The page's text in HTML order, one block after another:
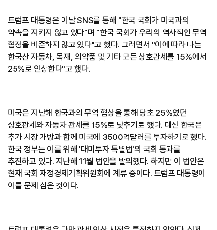
트럼프 대통령은 이날 SNS를 통해 "한국 국회가 미국과의
약속을 지키지 않고 있다"며 "한국 국회가 우리의 역사적인 무역
협정을 비준하지 않고 있다"고 했다. 그러면서 "이에 따라 나는
한국산 자동차, 목재, 의약품 및 기타 모든 상호관세를 15%에서
25%로 인상한다"고 했다.
미국은 지난해 한국과의 무역 협상을 통해 당초 25%였던
상호관세와 자동차 관세를 15%로 낮추기로 했다. 대신 한국은
추가 시장 개방과 함께 미국에 3500억달러를 투자하기로 했다.
한국 정부는 이를 위해 '대미투자 특별법'의 국회 통과를
추진하고 있다. 지난해 11월 법안을 발의했다. 하지만 이 법안은
현재 국회 재정경제기획위원회에 계류 중이다. 트럼프 대통령이
이를 문제 삼은 것이다.